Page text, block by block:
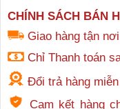
CHÍNH SÁCH BÁN
Giao hàng tận
Chỉ Thanh toán
Đổi trả hàng
Cam kết hàng